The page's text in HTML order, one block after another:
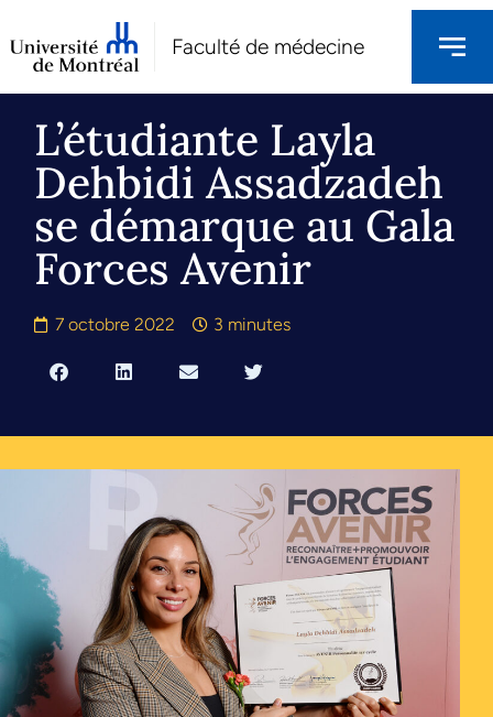
Faculté de médecine
L’étudiante Layla
Dehbidi Assadzadeh
se démarque au Gala
Forces Avenir
7 octobre 2022 3 minutes